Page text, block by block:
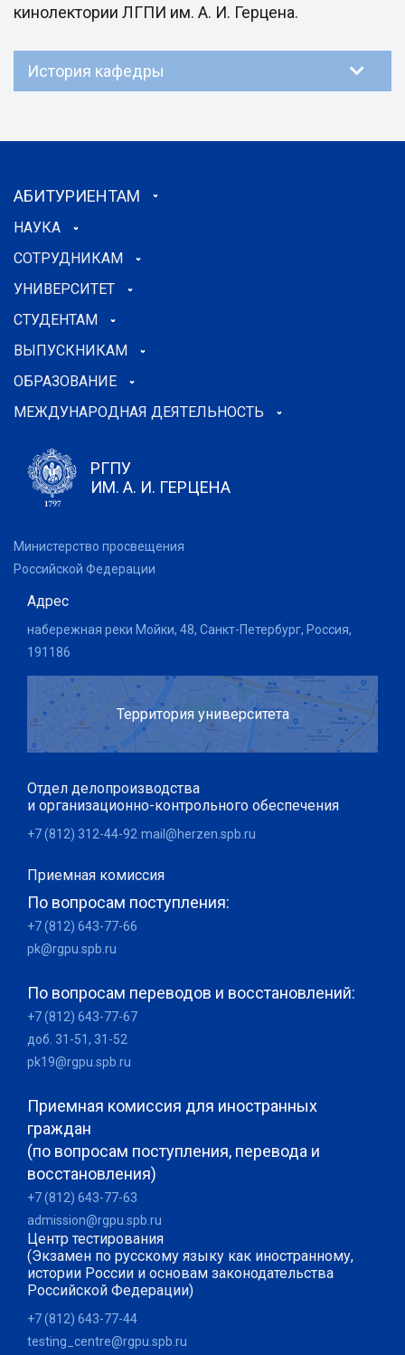
кинолектории ЛГПИ им. А. И. Герцена.
История кафедры
АБИТУРИЕНТАМ
НАУКА
СОТРУДНИКАМ
УНИВЕРСИТЕТ
СТУДЕНТАМ
ВЫПУСКНИКАМ
ОБРАЗОВАНИЕ
МЕЖДУНАРОДНАЯ ДЕЯТЕЛЬНОСТЬ
РГПУ
ИМ. А. И. ГЕРЦЕНА
Министерство просвещения
Российской Федерации
Адрес
набережная реки Мойки, 48, Санкт-Петербург, Россия,
191186
Территория университета
Отдел делопроизводства
и организационно-контрольного обеспечения
+7 (812) 312-44-92 mail@herzen.spb.ru
Приемная комиссия
По вопросам поступления:
+7 (812) 643-77-66
pk@rgpu.spb.ru
По вопросам переводов и восстановлений:
+7 (812) 643-77-67
доб. 31-51, 31-52
pk19@rgpu.spb.ru
Приемная комиссия для иностранных
граждан
(по вопросам поступления, перевода и
восстановления)
+7 (812) 643-77-63
admission@rgpu.spb.ru
Центр тестирования
(Экзамен по русскому языку как иностранному,
истории России и основам законодательства
Российской Федерации)
+7 (812) 643-77-44
testing_centre@rgpu.spb.ru